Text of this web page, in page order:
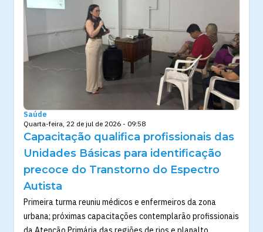
Saúde
Quarta-feira, 22 de jul de 2026 - 09:58
Capacitação qualifica profissionais das
Unidades Básicas para identificação
precoce do Transtorno do Espectro
Autista
Primeira turma reuniu médicos e enfermeiros da zona
urbana; próximas capacitações contemplarão profissionais